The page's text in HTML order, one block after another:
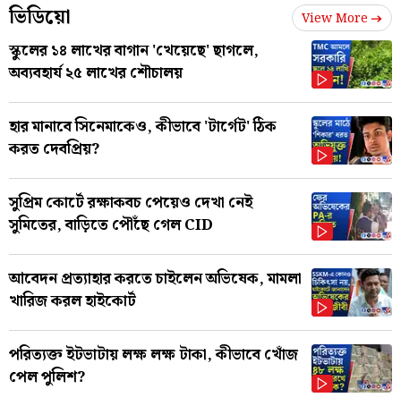
ভিডিয়ো View More
স্কুলের ১৪ লাখের বাগান 'খেয়েছে' ছাগলে,
অব্যবহার্য ২৫ লাখের শৌচালয়
হার মানাবে সিনেমাকেও, কীভাবে 'টার্গেট' ঠিক
করত দেবপ্রিয়?
সুপ্রিম কোর্টে রক্ষাকবচ পেয়েও দেখা নেই
সুমিতের, বাড়িতে পৌঁছে গেল CID
আবেদন প্রত্যাহার করতে চাইলেন অভিষেক, মামলা
খারিজ করল হাইকোর্ট
পরিত্যক্ত ইটভাটায় লক্ষ লক্ষ টাকা, কীভাবে খোঁজ
পেল পুলিশ?